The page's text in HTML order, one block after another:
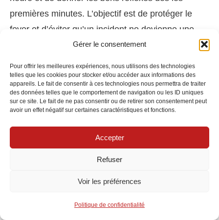
Gérer le consentement
Pour offrir les meilleures expériences, nous utilisons des technologies
telles que les cookies pour stocker et/ou accéder aux informations des
appareils. Le fait de consentir à ces technologies nous permettra de traiter
des données telles que le comportement de navigation ou les ID uniques
sur ce site. Le fait de ne pas consentir ou de retirer son consentement peut
avoir un effet négatif sur certaines caractéristiques et fonctions.
Accepter
Refuser
Voir les préférences
Politique de confidentialité
premières minutes. L’objectif est de protéger le
foyer et d’éviter qu’un incident ne devienne une
Les chatbots de certaines mutuelles répondent aux
questions fréquentes et assistent à la déclaration.
MAIF utilise l’IApour un large spectre de
assistant virtuel sur l’urgence, en guidant l’assuré
parallèle, le relais humain demeure essentiel pour